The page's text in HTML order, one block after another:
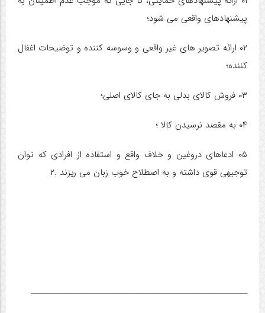
پیشنهادهای واقعی می شود؛
۰۲ ارائه تصویر های غیر واقعی و وسوسه کننده و توضیحات اغفال
کننده؛
۰۳ فروش کالای بدلی به جای کالای اصلی؛
۰۴ به مقصد نرسیدن کالا ؛
۰۵ ادعاهای دروغین و خلاف واقع و استفاده از افرادی که توان
توجیهی قوی داشته و به اصطلاح خوب زبان می ریزند .۲
_____________________________________________________________